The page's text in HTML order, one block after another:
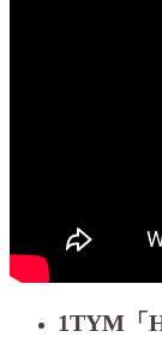
1TYM「